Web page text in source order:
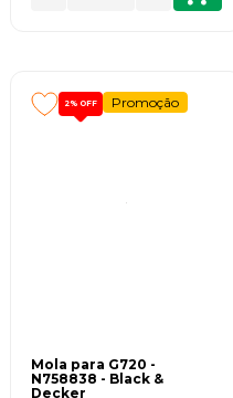
2% OFF Promoção
Mola para G720 -
N758838 - Black &
Decker